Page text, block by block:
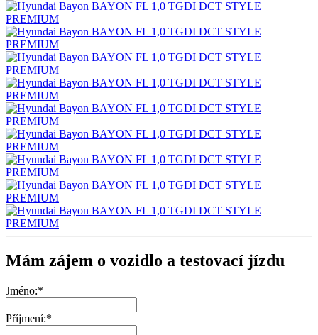
Mám zájem o vozidlo a testovací jízdu
Jméno:*
Příjmení:*